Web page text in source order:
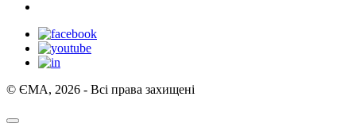
© ЄМА, 2026 - Всі права захищені